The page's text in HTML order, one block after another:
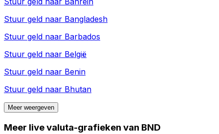
Stuur geld naar Bangladesh
Stuur geld naar Barbados
Stuur geld naar België
Stuur geld naar Benin
Stuur geld naar Bhutan
Meer weergeven
Meer live valuta-grafieken van BND